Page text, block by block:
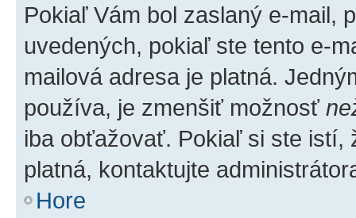
Pokiaľ Vám bol zaslaný e-mail,
uvedených, pokiaľ ste tento e-
mailová adresa je platná.
používa, je zmenšiť možnosť
iba obťažovať. Pokiaľ si ste istí,
platná, kontaktujte
Hore